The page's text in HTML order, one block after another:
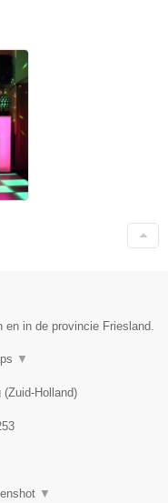
in de provincie Friesland.
▼
(Zuid-Holland)
▼